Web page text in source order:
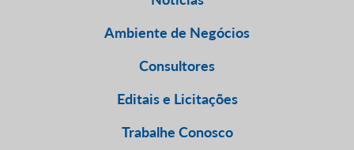
Ambiente de Negócios
Consultores
Editais e Licitações
Trabalhe Conosco